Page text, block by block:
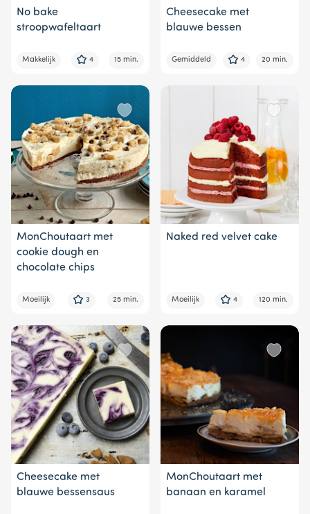
No bake
stroopwafeltaart
Makkelijk 4 15 min.
Cheesecake met
blauwe bessen
Gemiddeld 4 20 min.
MonChoutaart met
cookie dough en
chocolate chips
Moeilijk 3 25 min.
Naked red velvet cake
Moeilijk 4 120 min.
Cheesecake met
blauwe bessensaus
MonChoutaart met
banaan en karamel